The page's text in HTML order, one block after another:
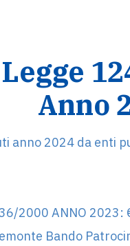
Legge
Anno
anno 2024 da enti
2000 ANNO 2023:
Bando